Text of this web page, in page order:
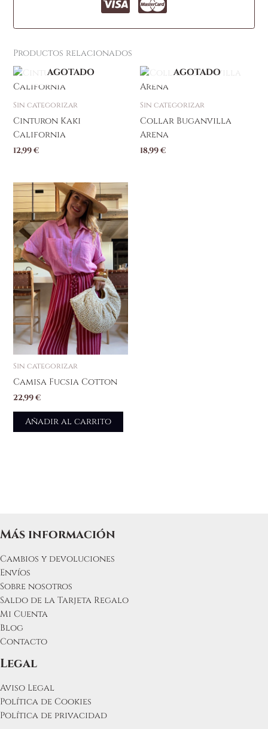
Productos relacionados
AGOTADO
Sin categorizar
Cinturon Kaki
California
12,99€
AGOTADO
Sin categorizar
Collar Buganvilla
Arena
18,99€
Sin categorizar
Camisa Fucsia Cotton
22,99€
Añadir al carrito
Más información
Cambios y devoluciones
Envíos
Sobre nosotros
Saldo de la Tarjeta Regalo
Mi Cuenta
Blog
Contacto
Legal
Aviso Legal
Política de Cookies
Política de privacidad